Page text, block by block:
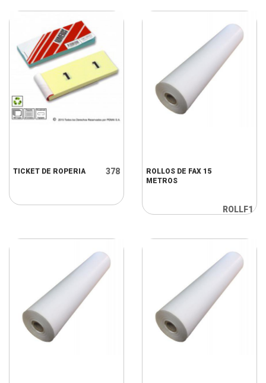
TICKET DE ROPERIA 378
ROLLOS DE FAX 15
METROS
ROLLF1